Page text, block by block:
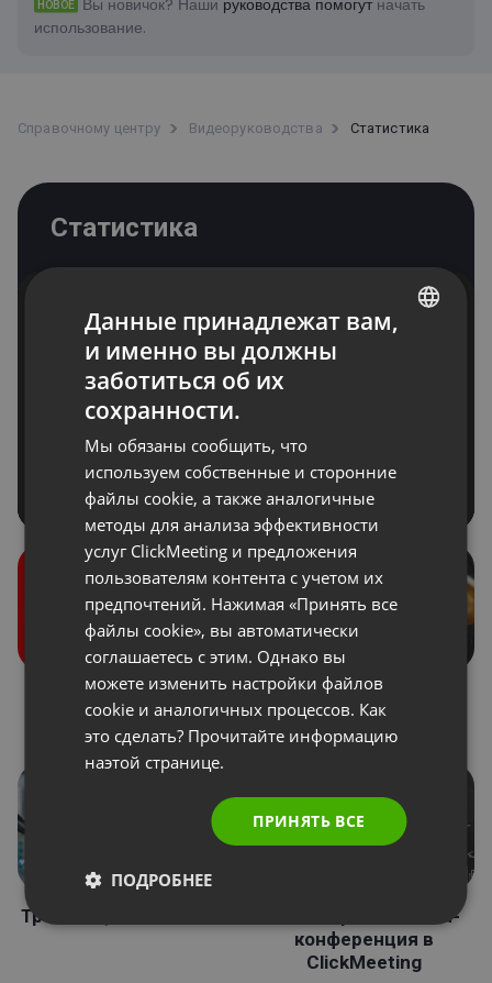
НОВОЕ Вы новичок? Наши руководства помогутначать
использование.
Справочному центру Bидеоруководства Статистика
Статистика
Роли во время
мероприятия
Донаты
Трансляция на LinkedIn
Ваша первая онлайн-
конференция в
ClickMeeting
RUSSIAN
PORTUGUESE
ITALIAN
Данные принадлежат вам,
и именно вы должны
заботиться об их
сохранности.
Мы обязаны сообщить, что
используем собственные и сторонние
файлы cookie, а также аналогичные
методы для анализа эффективности
услуг ClickMeeting и предложения
пользователям контента с учетом их
предпочтений. Нажимая «Принять все
файлы cookie», вы автоматически
соглашаетесь с этим. Однако вы
можете изменить настройки файлов
cookie и аналогичных процессов. Как
это сделать? Прочитайте информацию
наэтой странице.
ПРИНЯТЬ ВСЕ
ПОДРОБНЕЕ